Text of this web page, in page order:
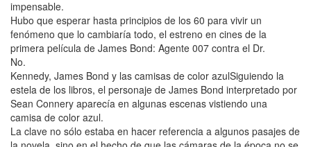
impensable.
Hubo que esperar hasta principios de los 60 para vivir un
fenómeno que lo cambiaría todo, el estreno en cines de la
primera película de James Bond: Agente 007 contra el Dr.
No.
Kennedy, James Bond y las camisas de color azulSiguiendo la
estela de los libros, el personaje de James Bond interpretado por
Sean Connery aparecía en algunas escenas vistiendo una
camisa de color azul.
La clave no sólo estaba en hacer referencia a algunos pasajes de